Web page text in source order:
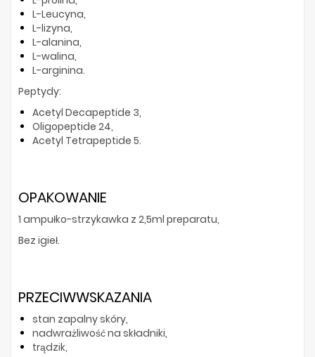
L-Leucyna,
L-lizyna,
L-alanina,
L-walina,
L-arginina.
Peptydy:
Acetyl Decapeptide 3,
Oligopeptide 24,
Acetyl Tetrapeptide 5.
OPAKOWANIE
1 ampułko-strzykawka z 2,5ml preparatu,
Bez igieł.
PRZECIWWSKAZANIA
stan zapalny skóry,
nadwrażliwość na składniki,
trądzik,